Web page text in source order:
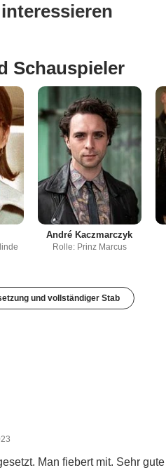
Schauspieler
André Kaczmarczyk
Rolle: Prinz Marcus
und vollständiger Stab
Man fiebert mit. Sehr